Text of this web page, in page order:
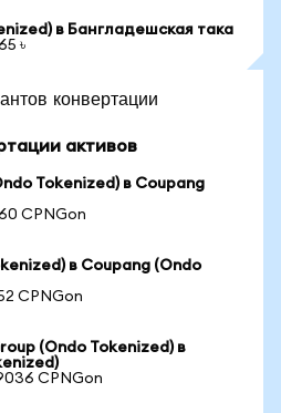
в Бангладешская така
৳
конвертации
активов
Tokenized) в Coupang
CPNGon
в Coupang (Ondo
CPNGon
(Ondo Tokenized) в
CPNGon